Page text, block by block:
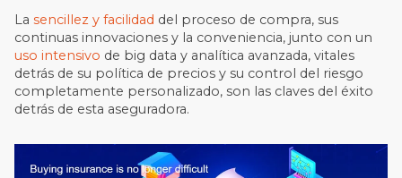
Lasencillez y facilidad del proceso de compra, sus
continuas innovaciones y la conveniencia, junto con un
uso intensivo de big data y analítica avanzada, vitales
detrás de su política de precios y su control del riesgo
completamente personalizado, son las claves del éxito
detrás de esta aseguradora.